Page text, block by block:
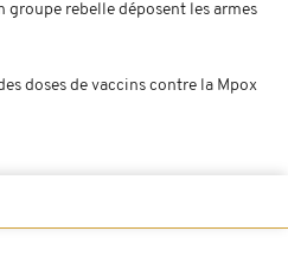
groupe rebelle déposent les armes
doses de vaccins contre la Mpox